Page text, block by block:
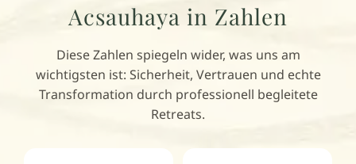
Acsauhaya in Zahlen
Diese Zahlen spiegeln wider, was uns am
wichtigsten ist: Sicherheit, Vertrauen und echte
Transformation durch professionell begleitete
Retreats.